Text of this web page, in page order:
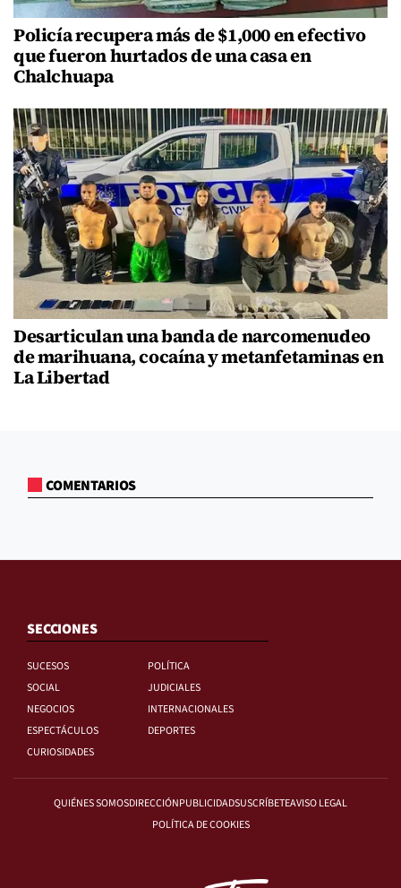
Policía recupera más de $1,000 en efectivo
que fueron hurtados de una casa en
Chalchuapa
Desarticulan una banda de narcomenudeo
de marihuana, cocaína y metanfetaminas en
La Libertad
COMENTARIOS
SECCIONES
SUCESOS
POLÍTICA
SOCIAL
JUDICIALES
NEGOCIOS
INTERNACIONALES
ESPECTÁCULOS
DEPORTES
CURIOSIDADES
QUIÉNES SOMOSDIRECCIÓNPUBLICIDADSUSCRÍBETEAVISO LEGAL
POLÍTICA DE COOKIES